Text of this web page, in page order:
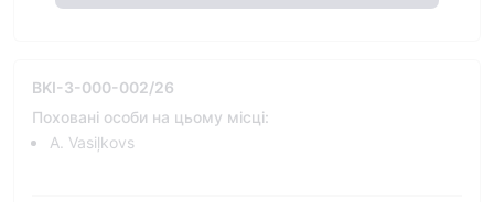
BKI-3-000-002/26
Поховані особи на цьому місці:
A. Vasiļkovs